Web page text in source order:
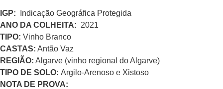
IGP: Indicação Geográfica Protegida
ANO DA COLHEITA: 2021
TIPO: Vinho Branco
CASTAS: Antão Vaz
REGIÃO: Algarve (vinho regional do Algarve)
TIPO DE SOLO: Argilo-Arenoso e Xistoso
NOTA DE PROVA: